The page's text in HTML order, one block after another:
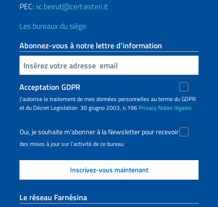
PEC: iic.beirut@cert.esteri.it
Les bureaux du siège
Abonnez-vous à notre lettre d’information
Insert your email
Acceptation GDPR
J’autorise le traitement de mes données personnelles au terme du GDPR
et du Décret Legislation 30 giugno 2003, n.196 Privacy Notes légales
Oui, je souhaite m'abonner à la Newsletter pour recevoir
des mises à jour sur l'activité de ce bureau
Le réseau Farnésina